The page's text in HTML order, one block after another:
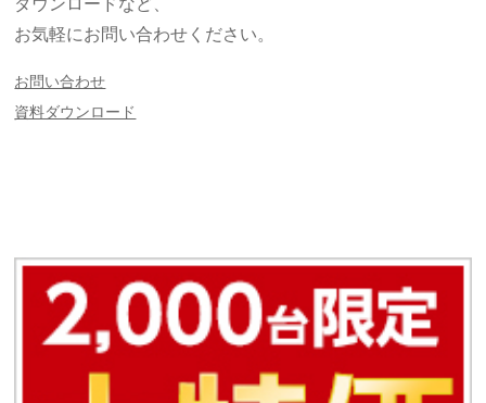
お気軽にお問い合わせください。
お問い合わせ
資料ダウンロード